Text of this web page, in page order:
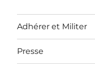
Adhérer et Militer
Presse